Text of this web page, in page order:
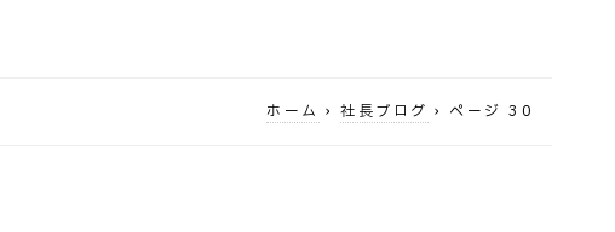
ホーム › 社長ブログ › ページ 30